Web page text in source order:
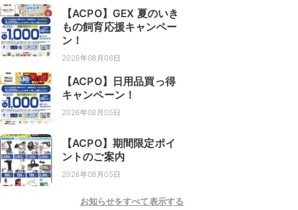
【ACPO】GEX 夏のいき
もの飼育応援キャンペー
ン！
2026年08月06日
【ACPO】日用品買っ得
キャンペーン！
2026年08月05日
【ACPO】期間限定ポイ
ントのご案内
2026年08月05日
お知らせをすべて表示する